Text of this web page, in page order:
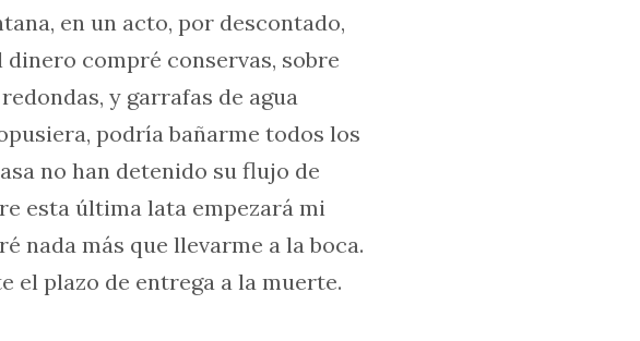
en un acto, por descontado,
compré conservas, sobre
y garrafas de agua
podría bañarme todos los
no han detenido su flujo de
esta última lata empezará mi
nada más que llevarme a la boca.
el plazo de entrega a la muerte.